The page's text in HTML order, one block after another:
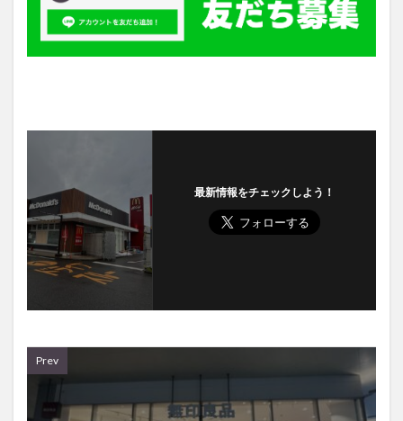
最新情報をチェックしよう！
Prev